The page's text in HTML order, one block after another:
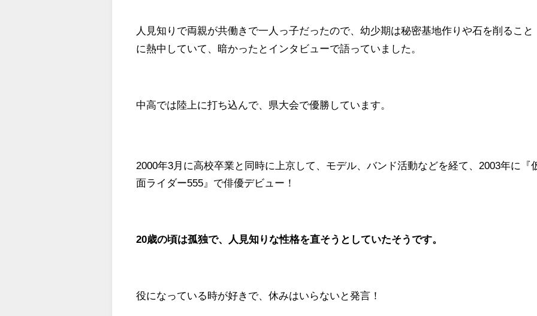
人見知りで両親が共働きで一人っ子だったので、幼少期は秘密基地作りや石を削ること
に熱中していて、暗かったとインタビューで語っていました。
中高では陸上に打ち込んで、県大会で優勝しています。
2000年3月に高校卒業と同時に上京して、モデル、バンド活動などを経て
、2003年に『
面ライダー555』で俳優デビュー！
20歳の頃は孤独で、人見知りな性格を直そうとしていたそうです。
役になっている時が好きで、休みはいらないと発言！